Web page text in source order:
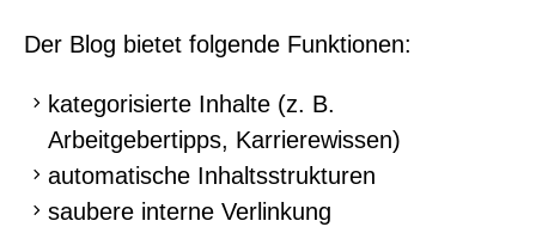
Der Blog bietet folgende Funktionen:
kategorisierte Inhalte (z. B.
Arbeitgebertipps, Karrierewissen)
automatische Inhaltsstrukturen
saubere interne Verlinkung